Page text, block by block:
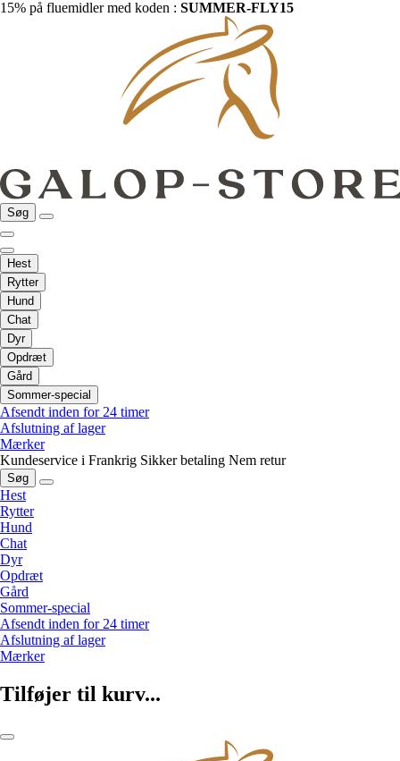
15% på fluemidler med koden : SUMMER-FLY15
Søg
Hest
Rytter
Hund
Chat
Dyr
Opdræt
Gård
Sommer-special
Afsendt inden for 24 timer
Afslutning af lager
Mærker
Kundeservice i Frankrig Sikker betaling Nem retur
Søg
Hest
Rytter
Hund
Chat
Dyr
Opdræt
Gård
Sommer-special
Afsendt inden for 24 timer
Afslutning af lager
Mærker
Tilføjer til kurv...